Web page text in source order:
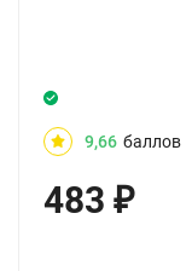
9,66 баллов
483 ₽